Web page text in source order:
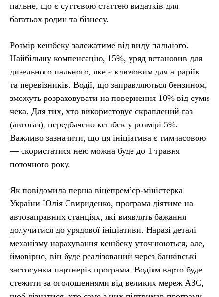
пальне, що є суттєвою статтею видатків для
багатьох родин та бізнесу.
Розмір кешбеку залежатиме від виду пального.
Найбільшу компенсацію, 15%, уряд встановив для
дизельного пального, яке є ключовим для аграріїв
та перевізників. Водії, що заправляються бензином,
зможуть розраховувати на повернення 10% від суми
чека. Для тих, хто використовує скраплений газ
(автогаз), передбачено кешбек у розмірі 5%.
Важливо зазначити, що ця ініціатива є тимчасовою
— скористатися нею можна буде до 1 травня
поточного року.
Як повідомила перша віцепрем’єр-міністерка
України Юлія Свириденко, програма діятиме на
автозаправних станціях, які виявлять бажання
долучитися до урядової ініціативи. Наразі деталі
механізму нарахування кешбеку уточнюються, але,
ймовірно, він буде реалізований через банківські
застосунки партнерів програми. Водіям варто буде
стежити за оголошеннями від великих мереж АЗС,